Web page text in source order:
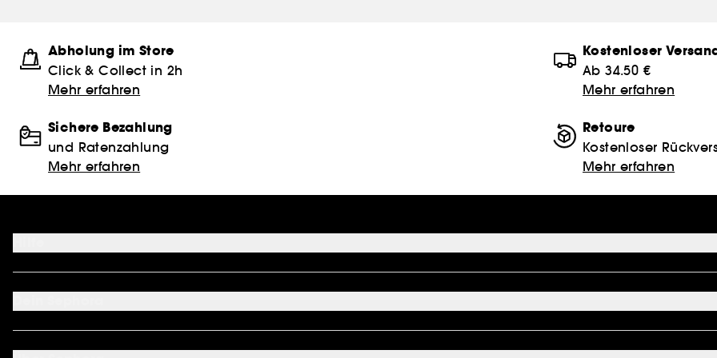
Abholung im Store
Click & Collect in 2h
Mehr erfahren
Kostenloser
Ab 34.50 €
Mehr erfahren
Sichere Bezahlung
und Ratenzahlung
Mehr erfahren
Retoure
Kostenloser
Mehr erfahren
FAQ
Kontakt
Mein Konto
Sephora Unlimited